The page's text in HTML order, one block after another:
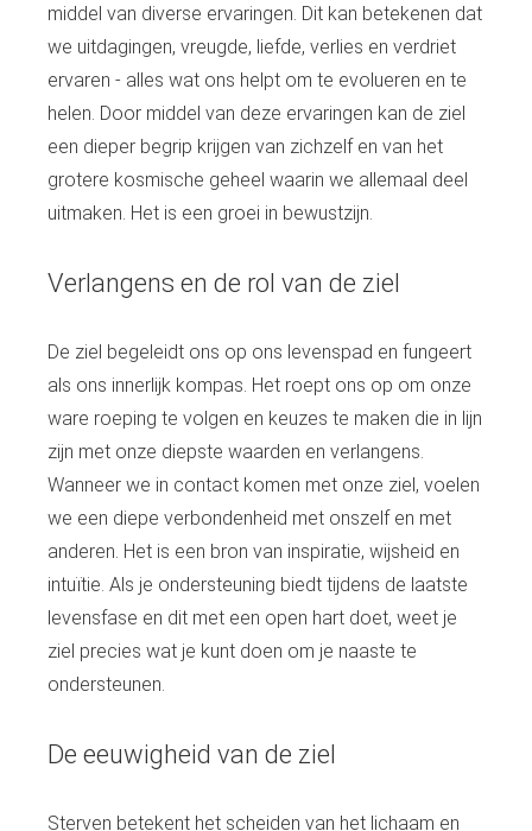
middel van diverse ervaringen. Dit kan betekenen dat
we uitdagingen, vreugde, liefde, verlies en verdriet
ervaren - alles wat ons helpt om te evolueren en te
helen. Door middel van deze ervaringen kan de ziel
een dieper begrip krijgen van zichzelf en van het
grotere kosmische geheel waarin we allemaal deel
uitmaken. Het is een groei in bewustzijn.
Verlangens en de rol van de ziel
De ziel begeleidt ons op ons levenspad en fungeert
als ons innerlijk kompas. Het roept ons op om onze
ware roeping te volgen en keuzes te maken die in lijn
zijn met onze diepste waarden en verlangens.
Wanneer we in contact komen met onze ziel, voelen
we een diepe verbondenheid met onszelf en met
anderen. Het is een bron van inspiratie, wijsheid en
intuïtie. Als je ondersteuning biedt tijdens de laatste
levensfase en dit met een open hart doet, weet je
ziel precies wat je kunt doen om je naaste te
ondersteunen.
De eeuwigheid van de ziel
Sterven betekent het scheiden van het lichaam en